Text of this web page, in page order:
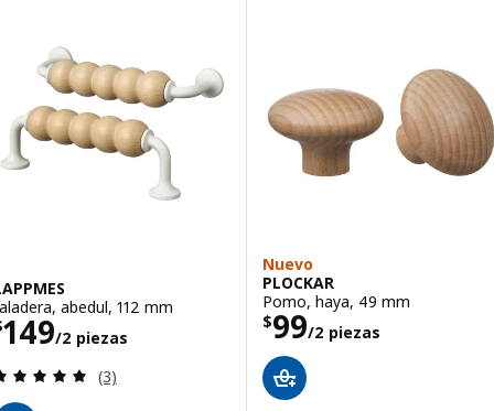
abedul, 112 mm
149/2 piezas$ 149/2 piezas
Revisa: 5 de 5 estrellas. Total opiniones:
(3)
Nuevo
PLOCKAR
Pomo, haya, 49 mm
$99/2 piezas
Precio $ 99/2